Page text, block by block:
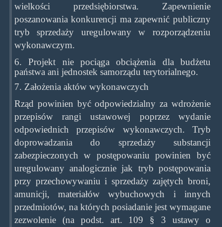
wielkości przedsiębiorstwa. Zapewnienie
poszanowania konkurencji ma zapewnić publiczny
tryb sprzedaży uregulowany w rozporządzeniu
wykonawczym.
6. Projekt nie pociąga obciążenia dla budżetu
państwa ani jednostek samorządu terytorialnego.
7. Założenia aktów wykonawczych
Rząd powinien być odpowiedzialny za wdrożenie
przepisów rangi ustawowej poprzez wydanie
odpowiednich przepisów wykonawczych. Tryb
doprowadzania do sprzedaży substancji
zabezpieczonych w postępowaniu powinien być
uregulowany analogicznie jak tryb postępowania
przy przechowywaniu i sprzedaży zajętych broni,
amunicji, materiałów wybuchowych i innych
przedmiotów, na których posiadanie jest wymagane
zezwolenie (na podst. art. 109 § 3 ustawy o